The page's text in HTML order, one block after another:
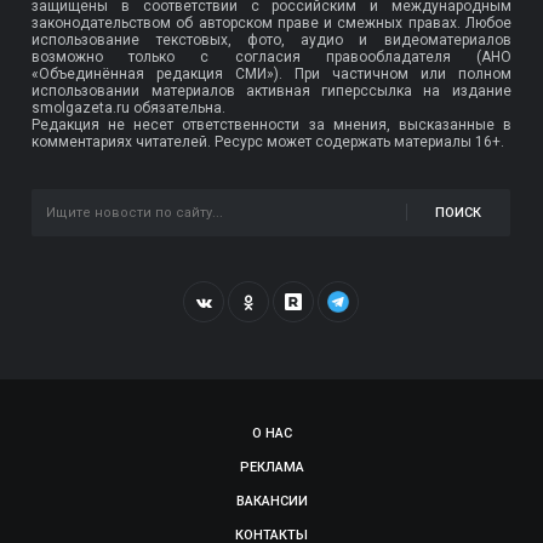
защищены в соответствии с российским и международным
законодательством об авторском праве и смежных правах. Любое
использование текстовых, фото, аудио и видеоматериалов
возможно только с согласия правообладателя (АНО
«Объединённая редакция СМИ»). При частичном или полном
использовании материалов активная гиперссылка на издание
smolgazeta.ru обязательна.
Редакция не несет ответственности за мнения, высказанные в
комментариях читателей. Ресурс может содержать материалы 16+.
ПОИСК
О НАС
РЕКЛАМА
ВАКАНСИИ
КОНТАКТЫ